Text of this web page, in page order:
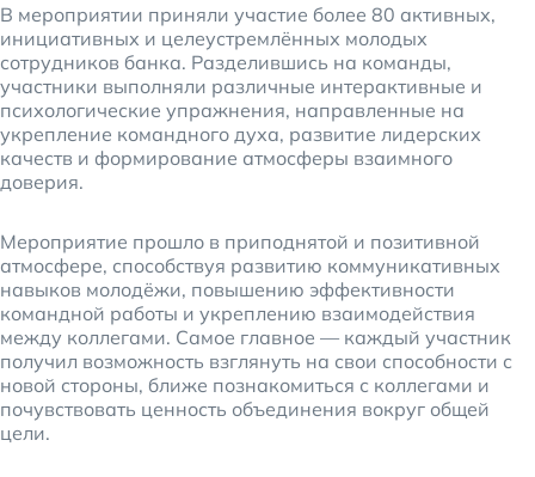
В мероприятии приняли участие более 80 активных,
инициативных и целеустремлённых молодых
сотрудников банка. Разделившись на команды,
участники выполняли различные интерактивные и
психологические упражнения, направленные на
укрепление командного духа, развитие лидерских
качеств и формирование атмосферы взаимного
доверия.
Мероприятие прошло в приподнятой и позитивной
атмосфере, способствуя развитию коммуникативных
навыков молодёжи, повышению эффективности
командной работы и укреплению взаимодействия
между коллегами. Самое главное — каждый участник
получил возможность взглянуть на свои способности с
новой стороны, ближе познакомиться с коллегами и
почувствовать ценность объединения вокруг общей
цели.